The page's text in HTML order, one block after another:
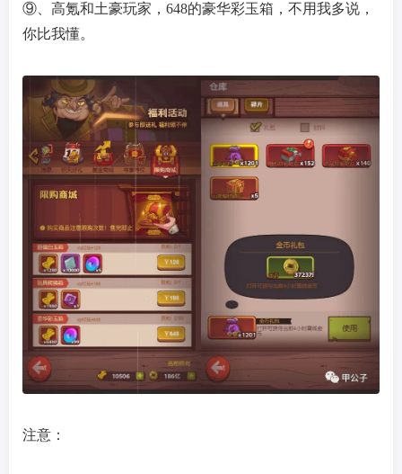
⑨、高氪和土豪玩家，648的豪华彩玉箱，不用我多说，
你比我懂。
注意：